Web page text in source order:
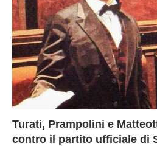
Turati, Prampolini e
contro il partito ufficiale di